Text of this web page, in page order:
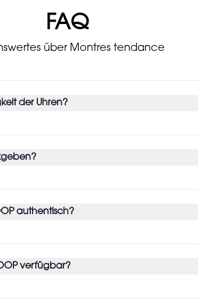
FAQ
über Montres tendance
der Uhren?
authentisch?
verfügbar?